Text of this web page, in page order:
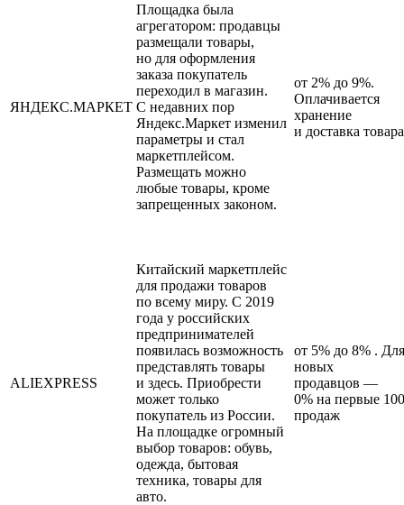
ЯНДЕКС.МАРКЕТ
Площадка была
агрегатором: продавцы
размещали товары,
но для оформления
заказа покупатель
переходил в магазин.
С недавних пор
Яндекс.Маркет изменил
параметры и стал
маркетплейсом.
Размещать можно
любые товары, кроме
запрещенных законом.
от 2% до 9%.
Оплачивается
хранение
и доставка
ALIEXPRESS
Китайский маркетплейс
для продажи товаров
по всему миру. С 2019
года у российских
предпринимателей
появилась возможность
представлять товары
и здесь. Приобрести
может только
покупатель из России.
На площадке огромный
выбор товаров: обувь,
одежда, бытовая
техника, товары для
авто.
от 5% до 8% . Для
новых
продавцов —
0% на первые 100
продаж